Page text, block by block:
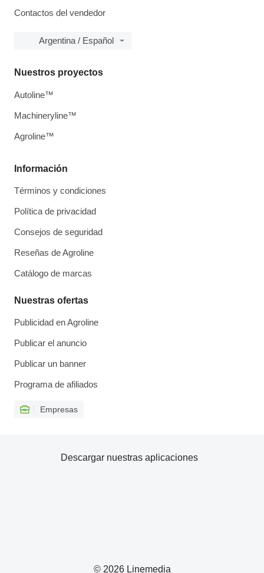
Contactos del vendedor
Argentina / Español
Información
Términos y condiciones
Política de privacidad
Consejos de seguridad
Reseñas de Agroline
Catálogo de marcas
Nuestras ofertas
Publicidad en Agroline
Publicar el anuncio
Publicar un banner
Programa de afiliados
Empresas
Nuestros proyectos
Autoline™
Machineryline™
Agroline™
© 2026 Linemedia
Descargar nuestras aplicaciones